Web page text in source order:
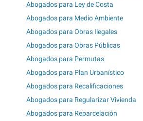
Abogados para Ley de Costa
Abogados para Medio Ambiente
Abogados para Obras Ilegales
Abogados para Obras Públicas
Abogados para Permutas
Abogados para Plan Urbanístico
Abogados para Recalificaciones
Abogados para Regularizar Vivienda
Abogados para Reparcelación